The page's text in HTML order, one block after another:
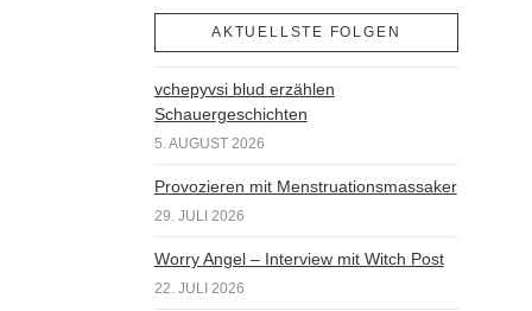
AKTUELLSTE FOLGEN
vchepyvsi blud erzählen
Schauergeschichten
5. AUGUST 2026
Provozieren mit Menstruationsmassaker
29. JULI 2026
Worry Angel – Interview mit Witch Post
22. JULI 2026